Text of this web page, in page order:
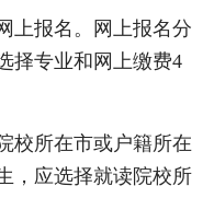
上报名。网上报名分
择专业和网上缴费4
校所在市或户籍所在
，应选择就读院校所